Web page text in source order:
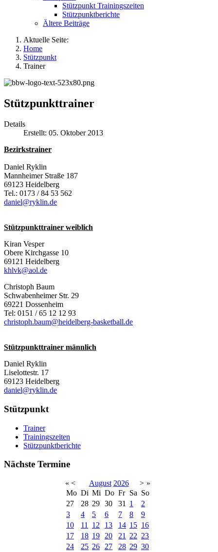
Stützpunkt Trainingszeiten
Stützpunktberichte
Ältere Beiträge
Aktuelle Seite:
Home
Stützpunkt
Trainer
Stützpunkttrainer
Details
Erstellt: 05. Oktober 2013
Bezirkstrainer
Daniel Ryklin
Mannheimer Straße 187
69123 Heidelberg
Tel.: 0173 / 84 53 562
daniel@ryklin.de
Stützpunkttrainer weiblich
Kiran Vesper
Obere Kirchgasse 10
69121 Heidelberg
khlvk@aol.de
Christoph Baum
Schwabenheimer Str. 29
69221 Dossenheim
Tel: 0151 / 65 12 12 93
christoph.baum@heidelberg-basketball.de
Stützpunkttrainer männlich
Daniel Ryklin
Liselottestr. 17
69123 Heidelberg
daniel@ryklin.de
Stützpunkt
Trainer
Trainingszeiten
Stützpunktberichte
Nächste Termine
« < August 2026 > »
Mo Di Mi Do Fr Sa So
27
28 29 30 31 1
2
3
4 5 6 7 8
9
10
11 12 13 14 15 16
17
18 19 20 21 22 23
24
25 26 27 28 29 30